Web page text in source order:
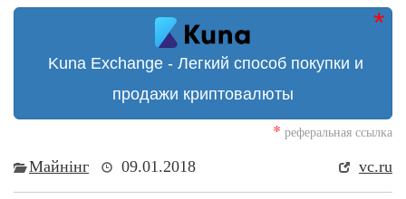
Kuna Exchange - Легкий способ покупки и
продажи криптовалюты
* реферальная ссылка
Майнінг 09.01.2018 vc.ru